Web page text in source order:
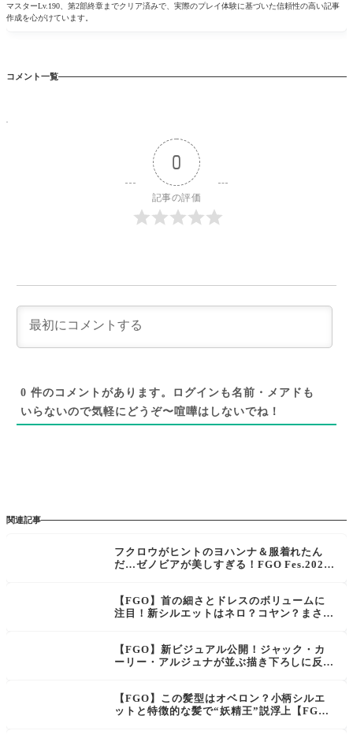
マスターLv.190、第2部終章までクリア済みで、実際のプレイ体験に基づいた信頼性の高い記事
作成を心がけています。
コメント一覧
0
記事の評価
0 件のコメントがあります。ログインも名前・メアドも
いらないので気軽にどうぞ〜喧嘩はしないでね！
関連記事
フクロウがヒントのヨハンナ＆服着れたん
だ…ゼノビアが美しすぎる！FGO Fes.2025
【FGO】首の細さとドレスのボリュームに
注目！新シルエットはネロ？コヤン？まさか
【FGO】新ビジュアル公開！ジャック・カ
ーリー・アルジュナが並ぶ描き下ろしに反響
【FGO】この髪型はオベロン？小柄シルエ
ットと特徴的な髪で“妖精王”説浮上【FGO